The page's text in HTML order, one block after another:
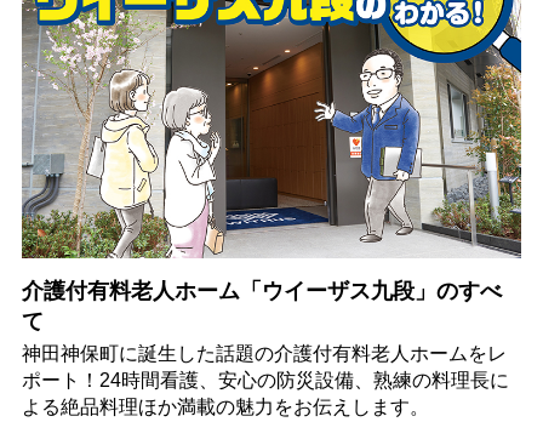
介護付有料老人ホーム「ウイーザス九段」のすべ
て
神田神保町に誕生した話題の介護付有料老人ホームをレ
ポート！24時間看護、安心の防災設備、熟練の料理長に
よる絶品料理ほか満載の魅力をお伝えします。